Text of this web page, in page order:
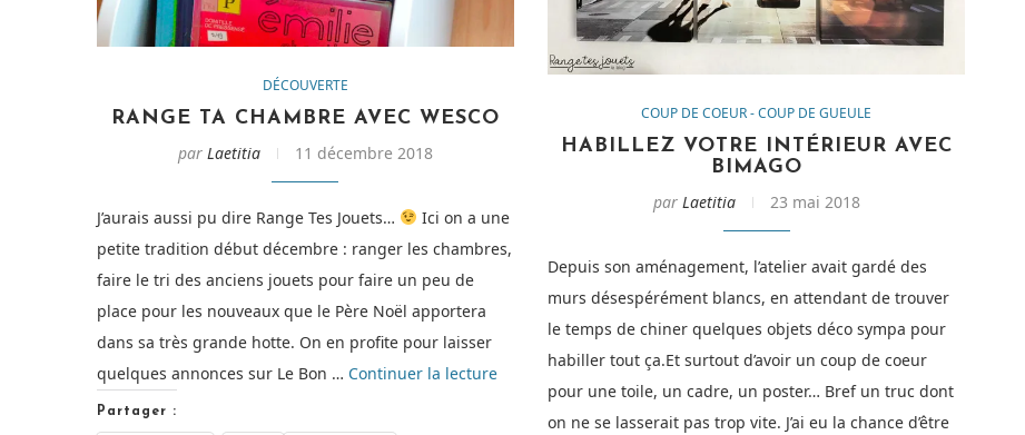
DÉCOUVERTE
RANGE TA CHAMBRE AVEC WESCO
par Laetitia 11 décembre 2018
J’aurais aussi pu dire Range Tes Jouets…
Ici on a une
petite tradition début décembre : ranger les chambres,
faire le tri des anciens jouets pour faire un peu de
place pour les nouveaux que le Père Noël apportera
dans sa très grande hotte. On en profite pour laisser
quelques annonces sur Le Bon … Continuer la lecturede
« Range
Partager :
COUP DE COEUR - COUP DE GUEULE
HABILLEZ VOTRE INTÉRIEUR AVEC
BIMAGO
par Laetitia 23 mai 2018
Depuis son aménagement, l’atelier avait gardé des
murs désespérément blancs, en attendant de trouver
le temps de chiner quelques objets déco sympa pour
habiller tout ça.Et surtout d’avoir un coup de coeur
pour une toile, un cadre, un poster… Bref un truc dont
on ne se lasserait pas trop vite. J’ai eu la chance d’être